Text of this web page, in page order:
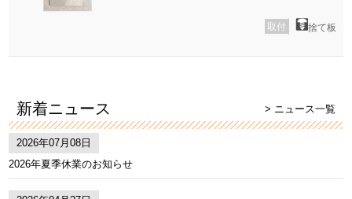
取付 捨て板
新着ニュース > ニュース一覧
2026年07月08日
2026年夏季休業のお知らせ